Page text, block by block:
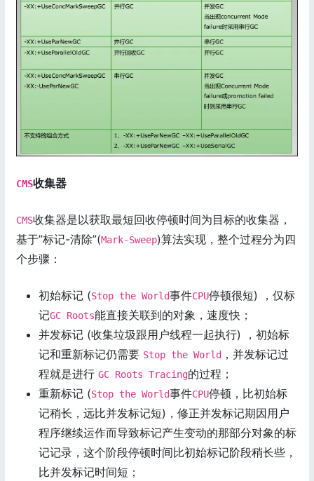
CMS收集器
CMS收集器是以获取最短回收停顿时间为目标的收集器，
基于”标记-清除”(Mark-Sweep)算法实现，整个过程分为四
个步骤：
初始标记 (Stop the World事件CPU停顿很短) ，仅标
记GC Roots能直接关联到的对象，速度快；
并发标记 (收集垃圾跟用户线程一起执行) ，初始标
记和重新标记仍需要 Stop the World ，并发标记过
程就是进行 GC Roots Tracing的过程；
重新标记 (Stop the World事件CPU停顿，比初始标
记稍长，远比并发标记短)，修正并发标记期因用户
程序继续运作而导致标记产生变动的那部分对象的标
记记录，这个阶段停顿时间比初始标记阶段稍长些，
比并发标记时间短；